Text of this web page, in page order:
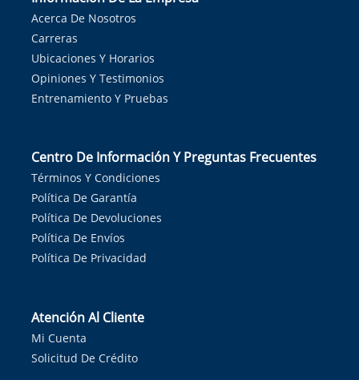
Acerca De Nosotros
Carreras
Ubicaciones Y Horarios
Opiniones Y Testimonios
Entrenamiento Y Pruebas
Centro De Información Y Preguntas Frecuentes
Términos Y Condiciones
Política De Garantía
Política De Devoluciones
Política De Envíos
Política De Privacidad
Atención Al Cliente
Mi Cuenta
Solicitud De Crédito